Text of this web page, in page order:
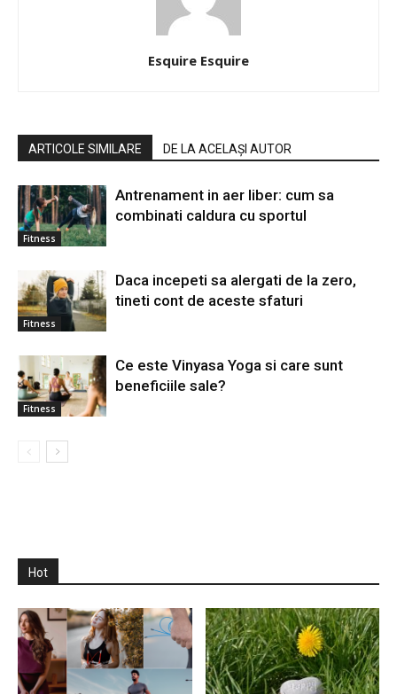
Esquire Esquire
ARTICOLE SIMILARE DE LA ACELAȘI AUTOR
Fitness
Antrenament in aer liber: cum sa
combinati caldura cu sportul
Fitness
Daca incepeti sa alergati de la zero,
tineti cont de aceste sfaturi
Fitness
Ce este Vinyasa Yoga si care sunt
beneficiile sale?
Hot